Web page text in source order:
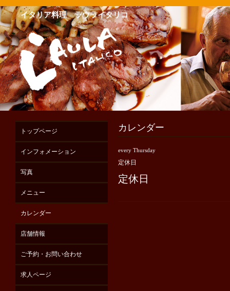
イタリア料理 ラウライタリコ
カレンダー
every Thursday
定休日
定休日
トップページ
インフォメーション
写真
メニュー
カレンダー
店舗情報
ご予約・お問い合わせ
求人ページ